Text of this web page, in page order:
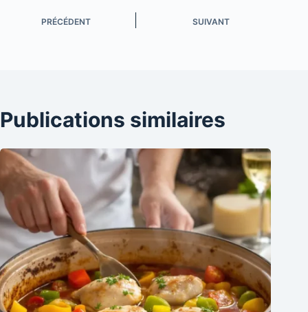
PRÉCÉDENT SUIVANT
Publications similaires